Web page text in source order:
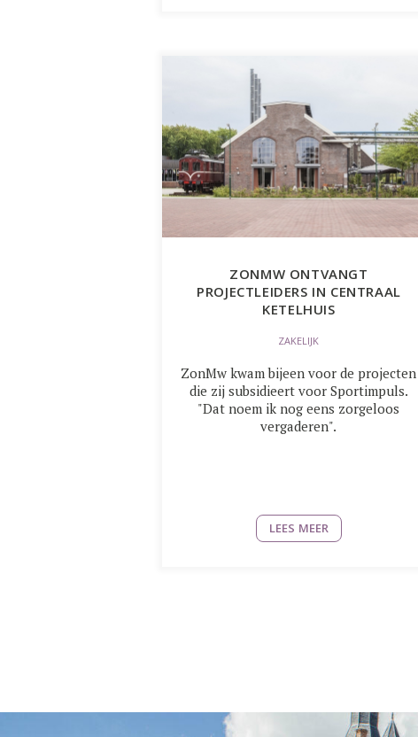
ZONMW ONTVANGT
PROJECTLEIDERS IN CENTRAAL
KETELHUIS
ZAKELIJK
ZonMw kwam bijeen voor de projecten
die zij subsidieert voor Sportimpuls.
"Dat noem ik nog eens zorgeloos
vergaderen".
LEES MEER